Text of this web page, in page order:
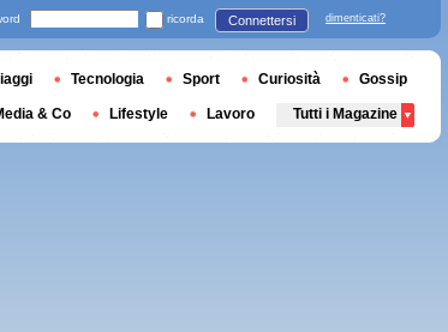
ricorda Connettersi dimenticati?
Tecnologia Sport Curiosità Gossip
& Co Lifestyle Lavoro Tutti i Magazine